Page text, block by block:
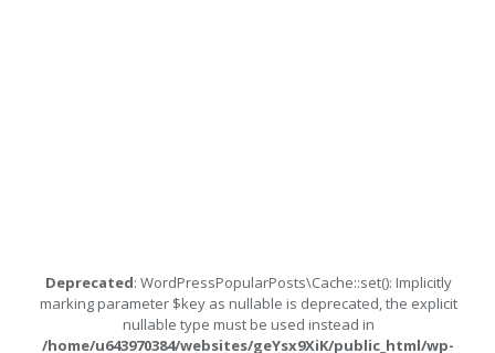
Deprecated: WordPressPopularPosts\Cache::set(): Implicitly
marking parameter $key as nullable is deprecated, the explicit
nullable type must be used instead in
/home/u643970384/websites/geYsx9XiK/public_html/wp-